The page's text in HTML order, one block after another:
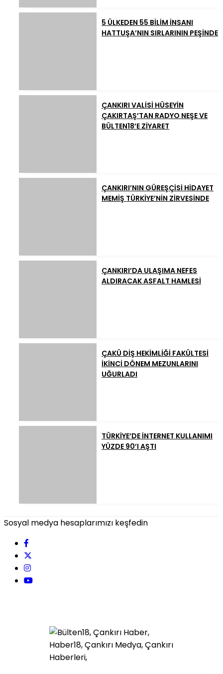
5 ÜLKEDEN 55 BİLİM İNSANI
HATTUŞA’NIN SIRLARININ PEŞİNDE
ÇANKIRI VALİSİ HÜSEYİN
ÇAKIRTAŞ’TAN RADYO NEŞE VE
BÜLTEN18’E ZİYARET
ÇANKIRI’NIN GÜREŞÇİSİ HİDAYET
MEMİŞ TÜRKİYE’NİN ZİRVESİNDE
ÇANKIRI’DA ULAŞIMA NEFES
ALDIRACAK ASFALT HAMLESİ
ÇAKÜ DİŞ HEKİMLİĞİ FAKÜLTESİ
İKİNCİ DÖNEM MEZUNLARINI
UĞURLADI
TÜRKİYE’DE İNTERNET KULLANIMI
YÜZDE 90’I AŞTI
Sosyal medya hesaplarımızı keşfedin